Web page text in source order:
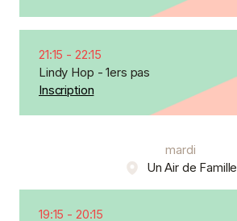
21:15 - 22:15
Lindy Hop - 1ers pas
Inscription
mardi
Un Air de Famille
19:15 - 20:15